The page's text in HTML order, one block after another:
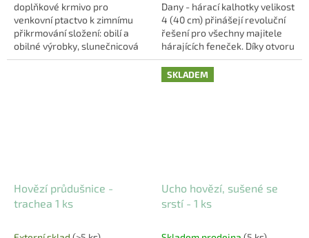
doplňkové krmivo pro
venkovní ptactvo k zimnímu
přikrmování složení: obilí a
obilné výrobky, slunečnicová
semínka, jedlý tuk a minerální
Dany - hárací kalhotky velikost
4 (40 cm) přinášejí revoluční
řešení pro všechny majitele
hárajících feneček. Díky otvoru
na ocas a zapínání na suchý
zip nabízejí tyto kalhotky...
Hovězí průdušnice -
trachea 1 ks
SKLADEM
Ucho hovězí, sušené se
srstí - 1 ks